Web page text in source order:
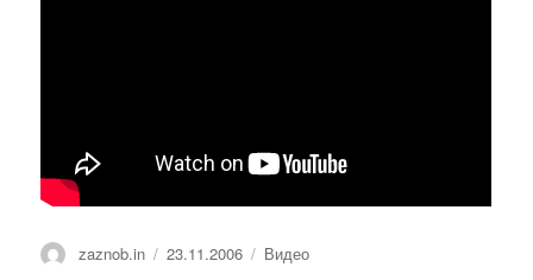
Автор
zaznob.in Опубликовано
23.11.2006 Рубрики
Видео